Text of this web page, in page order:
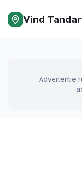
Vind
Advertentie